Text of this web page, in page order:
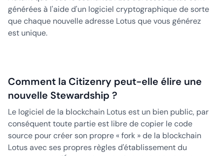
générées à l'aide d'un logiciel cryptographique de sorte
que chaque nouvelle adresse Lotus que vous générez
est unique.
Comment la Citizenry peut-elle élire une
nouvelle Stewardship ?
Le logiciel de la blockchain Lotus est un bien public, par
conséquent toute partie est libre de copier le code
source pour créer son propre « fork » de la blockchain
Lotus avec ses propres règles d'établissement du